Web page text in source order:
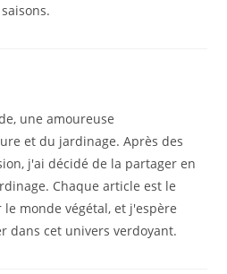
une amoureuse
et du jardinage. Après des
j'ai décidé de la partager en
Chaque article est le
monde végétal, et j'espère
dans cet univers verdoyant.